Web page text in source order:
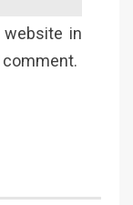
website in